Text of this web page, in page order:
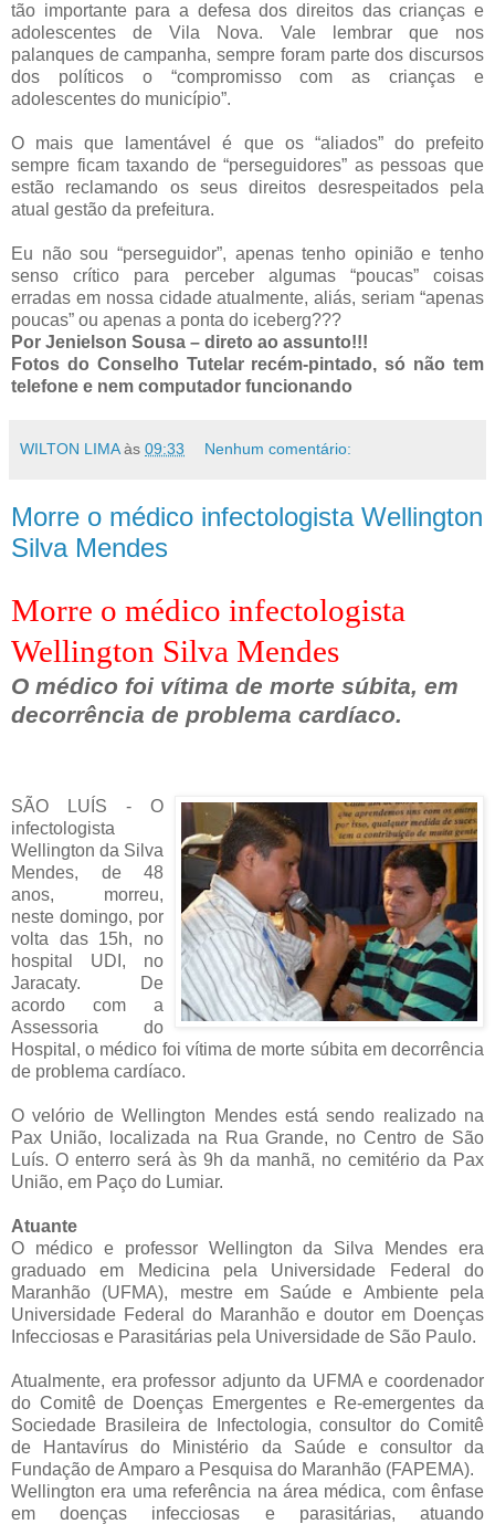
tão importante para a defesa dos direitos das crianças e
adolescentes de Vila Nova. Vale lembrar que nos
palanques de campanha, sempre foram parte dos discursos
dos políticos o “compromisso com as crianças e
adolescentes do município”.
O mais que lamentável é que os “aliados” do prefeito
sempre ficam taxando de “perseguidores” as pessoas que
estão reclamando os seus direitos desrespeitados pela
atual gestão da prefeitura.
Eu não sou “perseguidor”, apenas tenho opinião e tenho
senso crítico para perceber algumas “poucas” coisas
erradas em nossa cidade atualmente, aliás, seriam “apenas
poucas” ou apenas a ponta do iceberg???
Por Jenielson Sousa – direto ao assunto!!!
Fotos do Conselho Tutelar recém-pintado, só não tem
telefone e nem computador funcionando
WILTON LIMA às 09:33 Nenhum comentário:
Morre o médico infectologista Wellington
Silva Mendes
Morre o médico infectologista
Wellington Silva Mendes
O médico foi vítima de morte súbita, em
decorrência de problema cardíaco.
SÃO LUÍS - O
infectologista
Wellington da Silva
Mendes, de 48
anos, morreu,
neste domingo, por
volta das 15h, no
hospital UDI, no
Jaracaty. De
acordo com a
Assessoria do
Hospital, o médico foi vítima de morte súbita em decorrência
de problema cardíaco.
O velório de Wellington Mendes está sendo realizado na
Pax União, localizada na Rua Grande, no Centro de São
Luís. O enterro será às 9h da manhã, no cemitério da Pax
União, em Paço do Lumiar.
Atuante
O médico e professor Wellington da Silva Mendes era
graduado em Medicina pela Universidade Federal do
Maranhão (UFMA), mestre em Saúde e Ambiente pela
Universidade Federal do Maranhão e doutor em Doenças
Infecciosas e Parasitárias pela Universidade de São Paulo.
Atualmente, era professor adjunto da UFMA e coordenador
do Comitê de Doenças Emergentes e Re-emergentes da
Sociedade Brasileira de Infectologia, consultor do Comitê
de Hantavírus do Ministério da Saúde e consultor da
Fundação de Amparo a Pesquisa do Maranhão (FAPEMA).
Wellington era uma referência na área médica, com ênfase
em doenças infecciosas e parasitárias, atuando